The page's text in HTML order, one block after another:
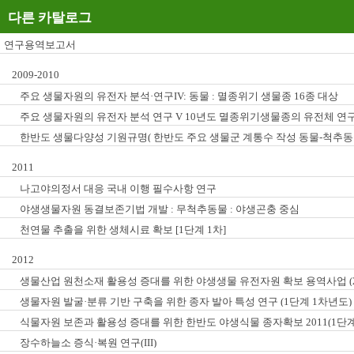
다른 카탈로그
연구용역보고서
2009-2010
주요 생물자원의 유전자 분석·연구IV: 동물 : 멸종위기 생물종 16종 대상
주요 생물자원의 유전자 분석 연구 V 10년도 멸종위기생물종의 유전체 연
한반도 생물다양성 기원규명( 한반도 주요 생물군 계통수 작성 동물-척추
2011
나고야의정서 대응 국내 이행 필수사항 연구
야생생물자원 동결보존기법 개발 : 무척추동물 : 야생곤충 중심
천연물 추출을 위한 생체시료 확보 [1단계 1차]
2012
생물산업 원천소재 활용성 증대를 위한 야생생물 유전자원 확보 용역사업
생물자원 발굴·분류 기반 구축을 위한 종자 발아 특성 연구 (1단계 1차년도)
식물자원 보존과 활용성 증대를 위한 한반도 야생식물 종자확보 2011(1단
장수하늘소 증식·복원 연구(III)